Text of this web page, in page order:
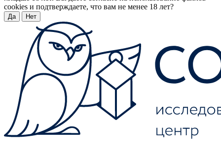
cookies и подтверждаете, что вам не менее 18 лет?
Да Нет